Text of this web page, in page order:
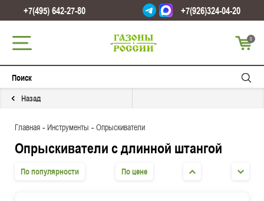
+7(495) 642-27-80 +7(926)324-04-20
0
Назад
Главная - Инструменты - Опрыскиватели
Опрыскиватели с длинной штангой
По популярности По цене